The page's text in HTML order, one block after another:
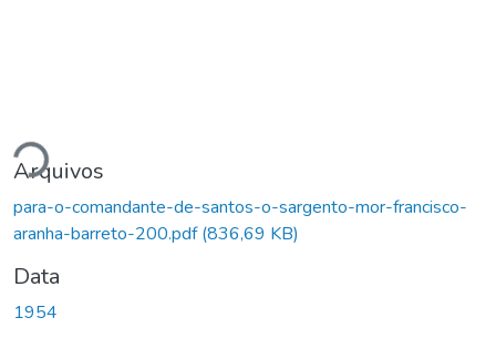
Arquivos
para-o-comandante-de-santos-o-sargento-mor-francisco-
aranha-barreto-200.pdf(836,69 KB)
Data
1954